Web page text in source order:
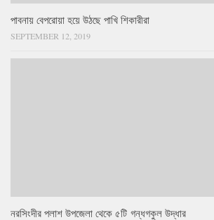
পাবনায় বেপরোয়া হয়ে উঠছে পাখি শিকারীরা
SEPTEMBER 12, 2019
নরসিংদীর পলাশ উপজেলা থেকে ৫টি গন্ধগকুল উদ্ধার